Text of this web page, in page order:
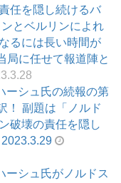
任を隠し続けるバ
とベルリンによれ
るには長い時間が
局に任せて報道陣と
ーシュ氏の続報の第
！ 副題は「ノルド
破壊の責任を隠し
ーシュ氏がノルドス